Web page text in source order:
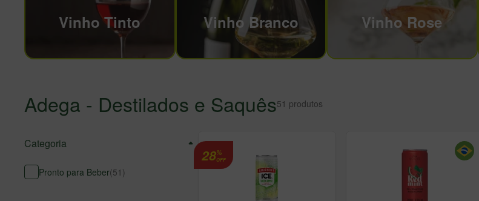
Vinho Tinto Vinho Branco Vinho Rose
Adega - Destilados e Saquês51 produtos
Categoria
Pronto para Beber(51 )
28%
OFF